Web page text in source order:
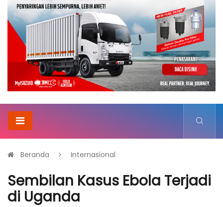
Beranda Internasional
Sembilan Kasus Ebola Terjadi
di Uganda